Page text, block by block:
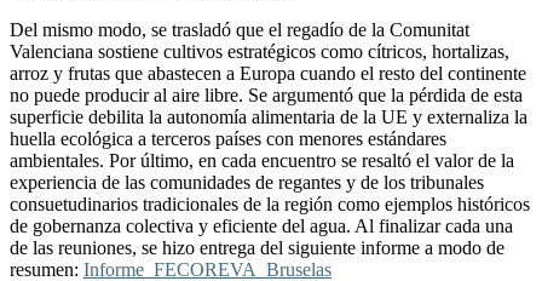
Del mismo modo, se trasladó que el regadío de la Comunitat
Valenciana sostiene cultivos estratégicos como cítricos, hortalizas,
arroz y frutas que abastecen a Europa cuando el resto del continente
no puede producir al aire libre. Se argumentó que la pérdida de esta
superficie debilita la autonomía alimentaria de la UE y externaliza la
huella ecológica a terceros países con menores estándares
ambientales. Por último, en cada encuentro se resaltó el valor de la
experiencia de las comunidades de regantes y de los tribunales
consuetudinarios tradicionales de la región como ejemplos históricos
de gobernanza colectiva y eficiente del agua. Al finalizar cada una
de las reuniones, se hizo entrega del siguiente informe a modo de
resumen: Informe_FECOREVA_Bruselas